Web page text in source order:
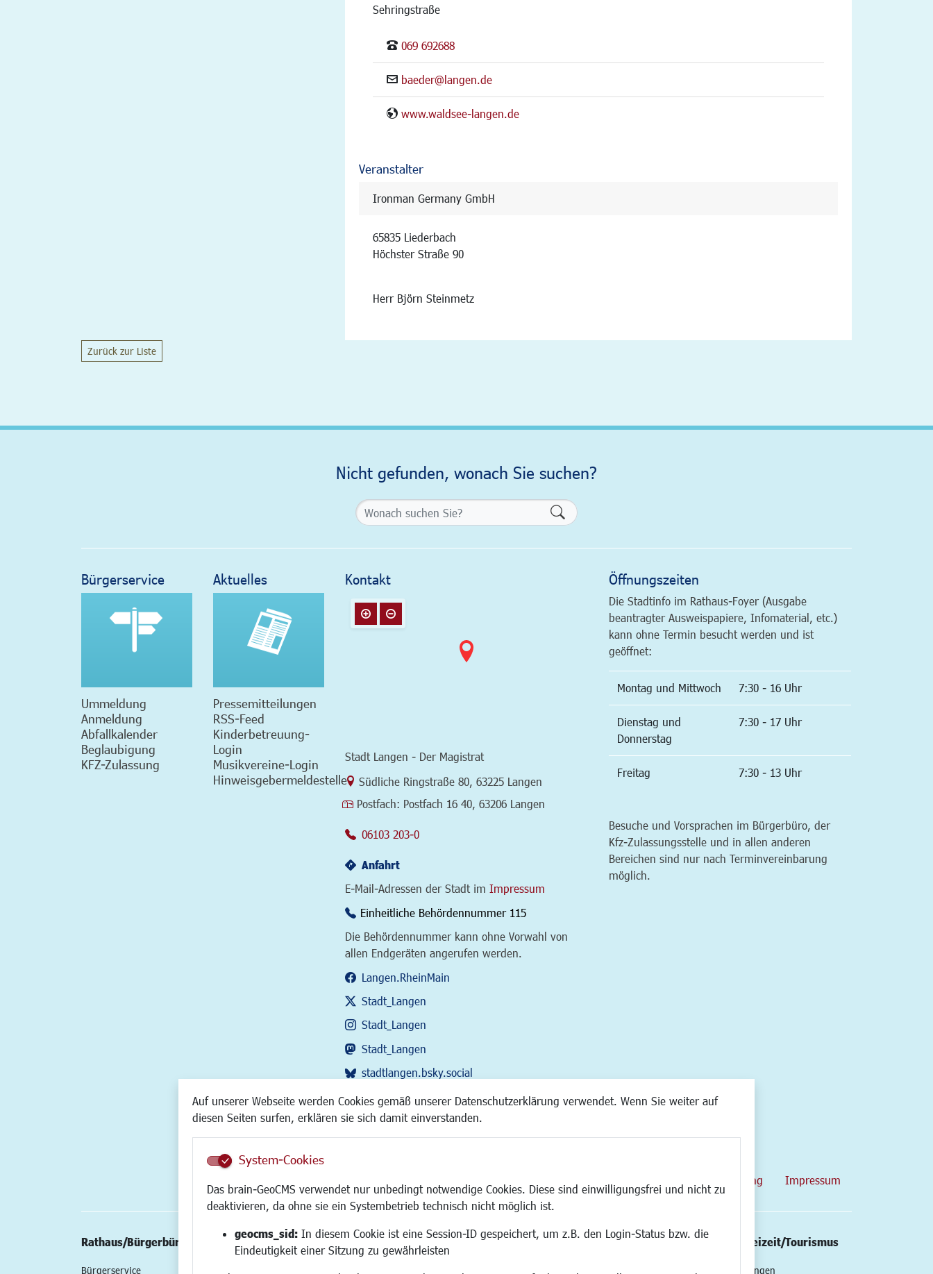
Auf unserer Webseite werden Cookies gemäß unserer Datenschutzerklärung verwendet. Wenn Sie weiter auf
diesen Seiten surfen, erklären sie sich damit einverstanden.
System-Cookies
Das brain-GeoCMS verwendet nur unbedingt notwendige Cookies. Diese sind einwilligungsfrei und nicht zu
deaktivieren, da ohne sie ein Systembetrieb technisch nicht möglich ist.
geocms_sid: In diesem Cookie ist eine Session-ID gespeichert, um z.B. den Login-Status bzw. die
Eindeutigkeit einer Sitzung zu gewährleisten
Sehringstraße
069 692688
baeder@langen.de
www.waldsee-langen.de
Veranstalter
Ironman Germany GmbH
65835 Liederbach
Höchster Straße 90
Herr Björn Steinmetz
Zurück zur Liste
Nicht gefunden, wonach Sie suchen?
Formularschaltfläche
Bürgerservice
Ummeldung
Anmeldung
Abfallkalender
Beglaubigung
KFZ-Zulassung
Aktuelles
Pressemitteilungen
RSS-Feed
Kinderbetreuung-
Login
Musikvereine-Login
Hinweisgebermeldestelle
Kontakt
Stadt Langen - Der Magistrat
Link zur Google-Maps Navigation
Südliche Ringstraße 80, 63225 Langen
Postfach: Postfach 16 40, 63206 Langen
06103 203-0
Anfahrt
E-Mail-Adressen der Stadt im Impressum
Einheitliche Behördennummer 115
Die Behördennummer kann ohne Vorwahl von
allen Endgeräten angerufen werden.
Langen.RheinMain
Stadt_Langen
Stadt_Langen
Stadt_Langen
stadtlangen.bsky.social
RSS-Feed
Öffnungszeiten
Die Stadtinfo im Rathaus-Foyer (Ausgabe
beantragter Ausweispapiere, Infomaterial, etc.)
kann ohne Termin besucht werden und ist
geöffnet:
Montag und Mittwoch 7:30 - 16 Uhr
Dienstag und
Donnerstag
7:30 - 17 Uhr
Freitag 7:30 - 13 Uhr
Besuche und Vorsprachen im Bürgerbüro, der
Kfz-Zulassungsstelle und in allen anderen
Bereichen sind nur nach Terminvereinbarung
möglich.
Datenschutzerklärung Impressum
Rathaus/Bürgerbüro
Bürgerservice
Wirtschaft/Stadtentwicklung Familie/Soziales Bauen/Umwelt/Mobilität Kultur/Freizeit/Tourismus
Veranstaltungen